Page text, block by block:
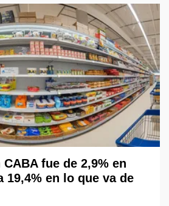
fue de 2,9% en
19,4% en lo que va de